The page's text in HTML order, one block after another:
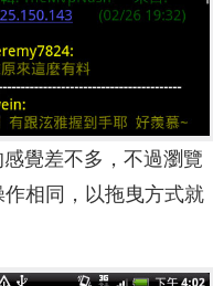
覺差不多，不過瀏覽
相同，以拖曳方式就